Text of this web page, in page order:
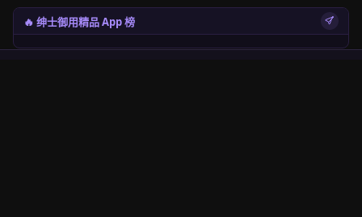
🔥 绅士御用精品 App 榜